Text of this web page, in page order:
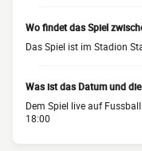
Wo findet das Spiel
Das Spiel ist im Stadion
Was ist das Datum und
Dem Spiel live auf
18:00